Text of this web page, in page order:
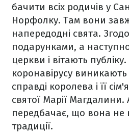
бачити всіх родичів у
Норфолку. Там вони
напередодні свята.
подарунками, а
церкви і вітають
коронавірусу виникають
справді королева і її
святої Марії Магдалини.
передбачає, що вона не
традиції.